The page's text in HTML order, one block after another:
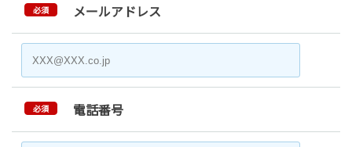
必須 メールアドレス
必須 電話番号